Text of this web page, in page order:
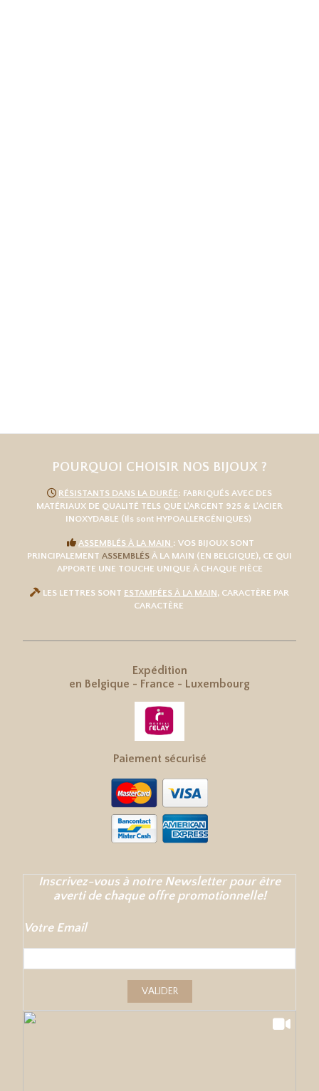
POURQUOI CHOISIR NOS BIJOUX ?
 RÉSISTANTS DANS LA DURÉE: FABRIQUÉS AVEC DES
MATÉRIAUX DE QUALITÉ TELS QUE L'ARGENT 925 & L'ACIER
INOXYDABLE (ils sont HYPOALLERGÉNIQUES)
 ASSEMBLÉS À LA MAIN : VOS BIJOUX SONT
PRINCIPALEMENT ASSEMBLÉS À LA MAIN (EN BELGIQUE), CE QUI
APPORTE UNE TOUCHE UNIQUE À CHAQUE PIÈCE
 LES LETTRES SONT ESTAMPÉES À LA MAIN, CARACTÈRE PAR
CARACTÈRE
Expédition
en Belgique - France - Luxembourg
Paiement sécurisé
Inscrivez-vous à notre Newsletter pour être
averti de chaque offre promotionnelle!
Votre Email
VALIDER